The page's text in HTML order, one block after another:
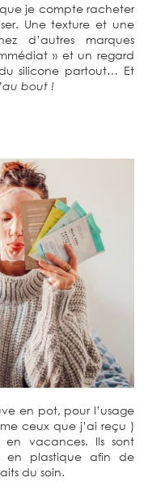
je compte racheter
Une texture et une
d’autres marques
» et un regard
silicone partout… Et
bout !
en pot, pour l’usage
ceux que j’ai reçu )
vacances. Ils sont
en plastique afin de
du soin.